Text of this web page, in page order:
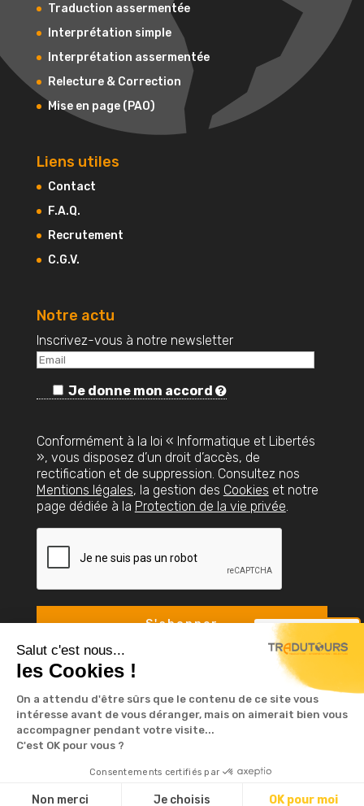
Traduction assermentée
Interprétation simple
Interprétation assermentée
Relecture & Correction
Mise en page (PAO)
Liens utiles
Contact
F.A.Q.
Recrutement
C.G.V.
Notre actu
Inscrivez-vous à notre newsletter
Je donne mon accord
Conformément à la loi « Informatique et Libertés
», vous disposez d’un droit d’accès, de
rectification et de suppression. Consultez nos
Mentions légales, la gestion des Cookies et notre
page dédiée à la Protection de la vie privée.
Mentions légales-Cookies-Protection de la vie
privée
Nous contacter
Salut c'est nous...
les Cookies !
On a attendu d'être sûrs que le contenu de ce site vous
intéresse avant de vous déranger, mais on aimerait bien vous
accompagner pendant votre visite...
C'est OK pour vous ?
Consentements certifiés par
Non merci Je choisis OK pour moi